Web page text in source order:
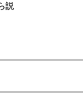
説
索: